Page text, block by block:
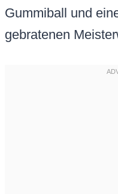
Gummiball und
gebratenen